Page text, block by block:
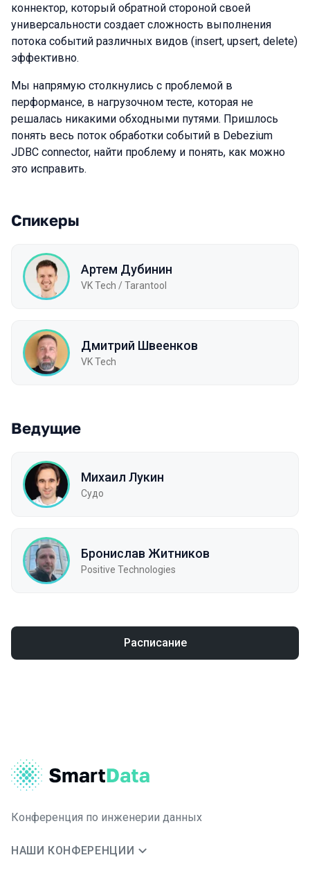
коннектор, который обратной стороной своей
универсальности создает сложность выполнения
потока событий различных видов (insert, upsert, delete)
эффективно.
Мы напрямую столкнулись с проблемой в
перформансе, в нагрузочном тесте, которая не
решалась никакими обходными путями. Пришлось
понять весь поток обработки событий в Debezium
JDBC connector, найти проблему и понять, как можно
это исправить.
Спикеры
Артем Дубинин
VK Tech / Tarantool
Дмитрий Швеенков
VK Tech
Ведущие
Михаил Лукин
Судо
Бронислав Житников
Positive Technologies
Расписание
Конференция по инженерии данных
НАШИ КОНФЕРЕНЦИИ